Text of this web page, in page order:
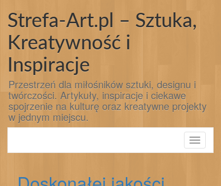
treściStrefa-Art.pl – Sztuka,
Kreatywność i
Inspiracje
Przestrzeń dla miłośników sztuki, designu i
twórczości. Artykuły, inspiracje i ciekawe
spojrzenie na kulturę oraz kreatywne projekty
w jednym miejscu.
Toggle